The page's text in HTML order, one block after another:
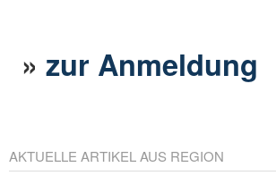
»zur Anmeldung
AKTUELLE ARTIKEL AUS REGION